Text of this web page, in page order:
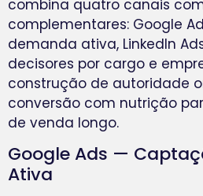
combina quatro canais
complementares: Google
demanda ativa, LinkedIn
decisores por cargo e
construção de autoridade
conversão com nutrição
de venda longo.
Google Ads —
Ativa